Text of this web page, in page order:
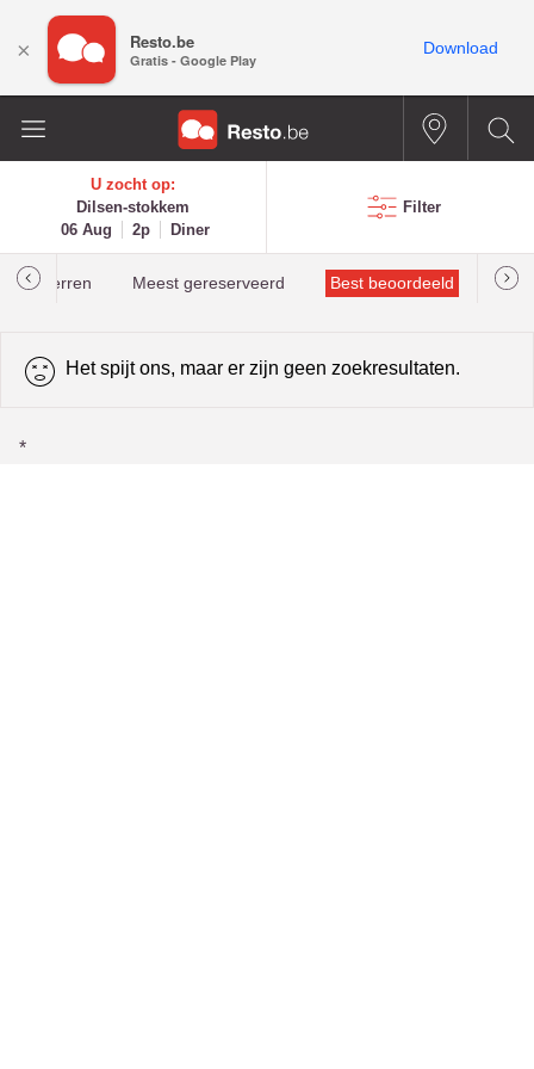
U zocht op:
Dilsen-stokkem
06 Aug
2p Diner
Filter
Meest gereserveerd Best beoordeeld
Het spijt ons, maar er zijn geen zoekresultaten.
*
× Resto.be
Gratis - Google Play
Download